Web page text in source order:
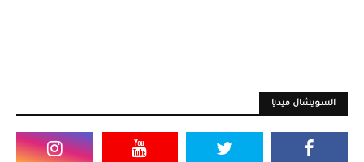
السويشال ميديا